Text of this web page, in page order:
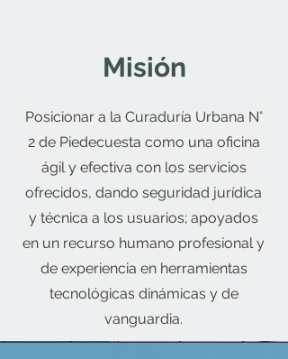
Misión
Posicionar a la Curaduría Urbana N°
2 de Piedecuesta como una oficina
ágil y efectiva con los servicios
ofrecidos, dando seguridad jurídica
y técnica a los usuarios; apoyados
en un recurso humano profesional y
de experiencia en herramientas
tecnológicas dinámicas y de
vanguardia.